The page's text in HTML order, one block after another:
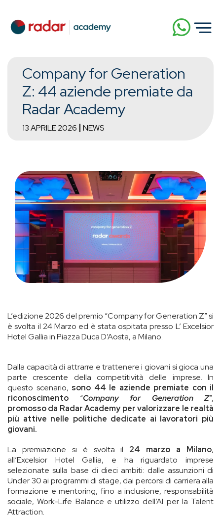
Company for Generation
Z: 44 aziende premiate da
Radar Academy
13 APRILE 2026 NEWS
L’edizione 2026 del premio “Company for Generation Z” si
è svolta il 24 Marzo ed è stata ospitata presso L’ Excelsior
Hotel Gallia in Piazza Duca D’Aosta, a Milano.
Dalla capacità di attrarre e trattenere i giovani si gioca una
parte crescente della competitività delle imprese. In
questo scenario, sono 44 le aziende premiate con il
riconoscimento “Company for Generation Z”,
promosso da Radar Academy per valorizzare le realtà
più attive nelle politiche dedicate ai lavoratori più
giovani.
La premiazione si è svolta il 24 marzo a Milano,
all’Excelsior Hotel Gallia, e ha riguardato imprese
selezionate sulla base di dieci ambiti: dalle assunzioni di
Under 30 ai programmi di stage, dai percorsi di carriera alla
formazione e mentoring, fino a inclusione, responsabilità
sociale, Work-Life Balance e utilizzo dell’AI per la Talent
Attraction.